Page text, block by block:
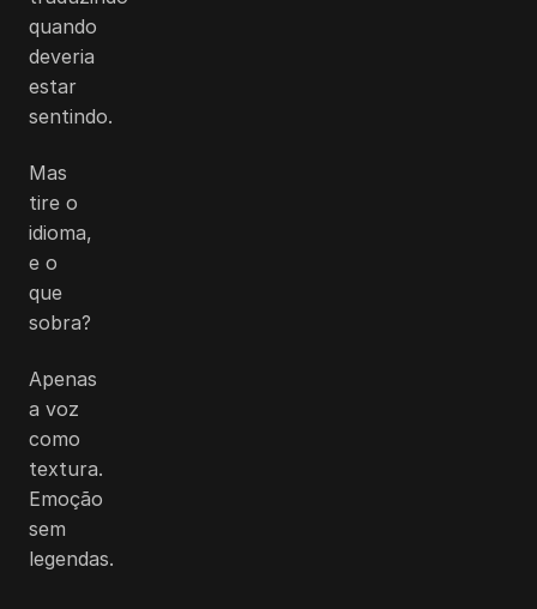
quando
deveria
estar
sentindo.
Mas
tire o
idioma,
e o
que
sobra?
Apenas
a voz
como
textura.
Emoção
sem
legendas.